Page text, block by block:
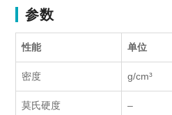
参数
性能 单位
密度 g/cm³
莫氏硬度 –